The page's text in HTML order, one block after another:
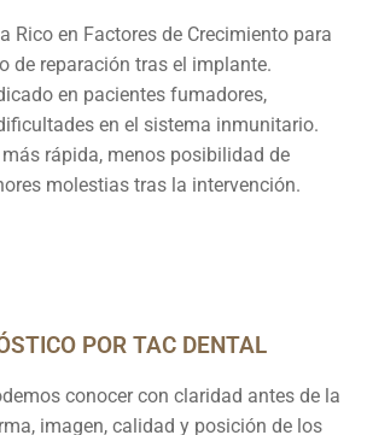
Rico en Factores de Crecimiento para
de reparación tras el implante.
en pacientes fumadores,
en el sistema inmunitario.
rápida, menos posibilidad de
molestias tras la intervención.
POR TAC DENTAL
conocer con claridad antes de la
imagen, calidad y posición de los